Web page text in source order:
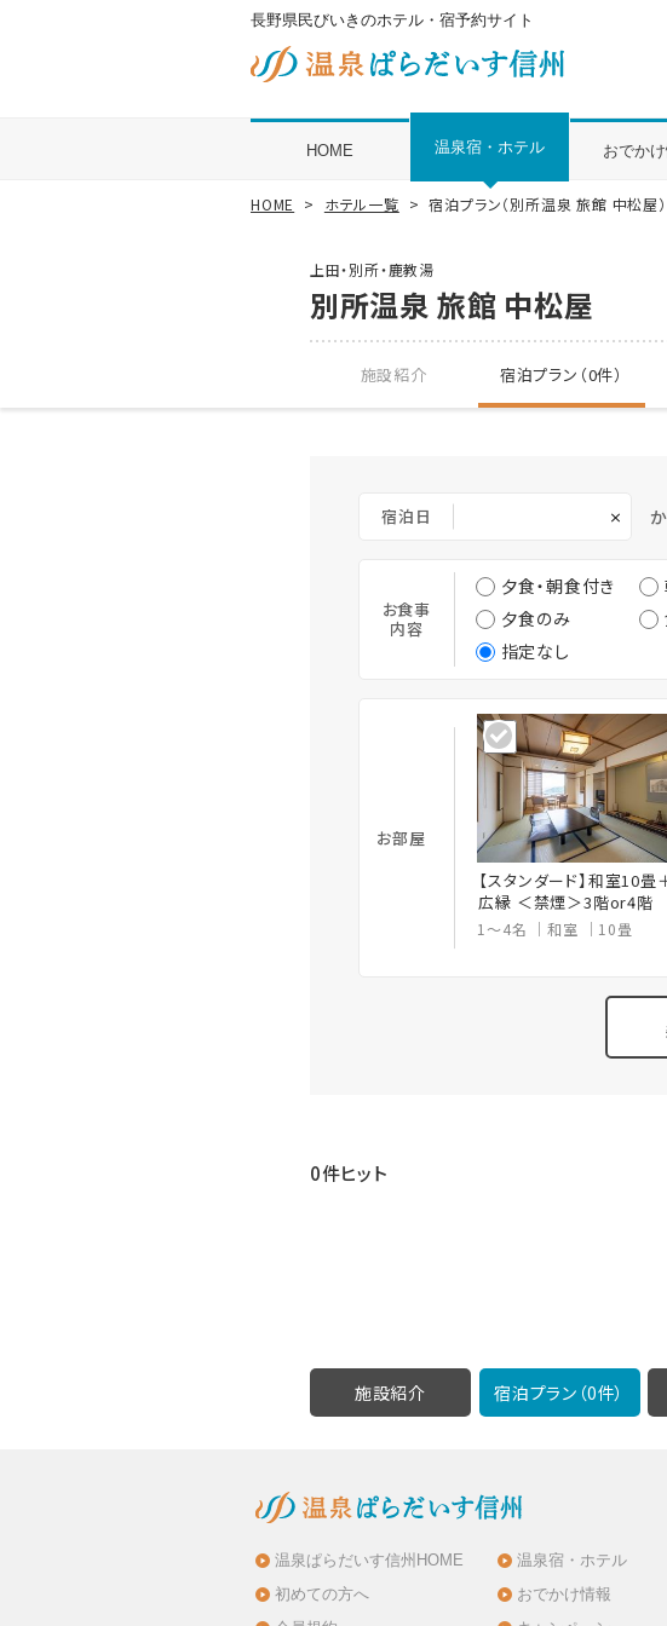
長野県民びいきのホテル・宿予約サイト
HOME 温泉宿・ホテル おでか
HOME ホテル一覧 宿泊プラン（別所温泉 旅館 中松屋）
上田・別所・鹿教湯
別所温泉 旅館 中松屋
施設紹介 宿泊プラン（0件）
宿泊日 ×
お食事
内容
夕食・朝食付き
夕食のみ
指定なし
お部屋
【スタンダード】和室10畳
広縁 ＜禁煙＞3階or4階
1～4名 和室 10畳
0件ヒット
施設紹介 宿泊プラン（0件）
温泉ぱらだいす信州HOME
初めての方へ
温泉宿・ホテル
おでかけ情報